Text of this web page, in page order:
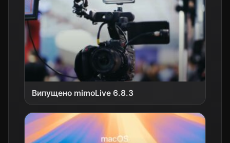
Випущено mimoLive 6.8.3